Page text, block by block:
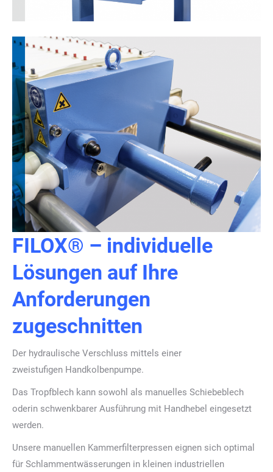
FILOX® – individuelle
Lösungen auf Ihre
Anforderungen
zugeschnitten
Der hydraulische Verschluss mittels einer
zweistufigen Handkolbenpumpe.
Das Tropfblech kann sowohl als manuelles Schiebeblech
oderin schwenkbarer Ausführung mit Handhebel eingesetzt
werden.
Unsere manuellen Kammerfilterpressen eignen sich optimal
für Schlammentwässerungen in kleinen industriellen